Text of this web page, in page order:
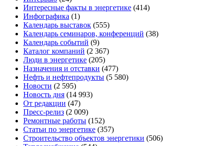
Интересные факты в энергетике (414)
Инфографика (1)
Календарь выставок (555)
Календарь семинаров, конференций (38)
Календарь событий (9)
Каталог компаний (2 367)
Люди в энергетике (205)
Назначения и отставки (477)
Нефть и нефтепродукты (5 580)
Новости (2 595)
Новость дня (14 993)
От редакции (47)
Пресс-релиз (2 009)
Ремонтные работы (152)
Статьи по энергетике (357)
Строительство объектов энергетики (506)